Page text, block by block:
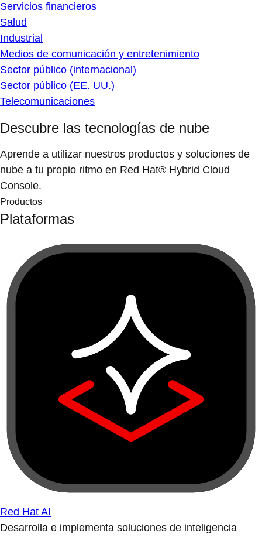
Servicios financieros
Salud
Industrial
Medios de comunicación y entretenimiento
Sector público (internacional)
Sector público (EE. UU.)
Telecomunicaciones
Descubre las tecnologías de nube
Aprende a utilizar nuestros productos y soluciones de
nube a tu propio ritmo en Red Hat® Hybrid Cloud
Console.
Productos
Plataformas
Red Hat AI
Desarrolla e implementa soluciones de inteligencia